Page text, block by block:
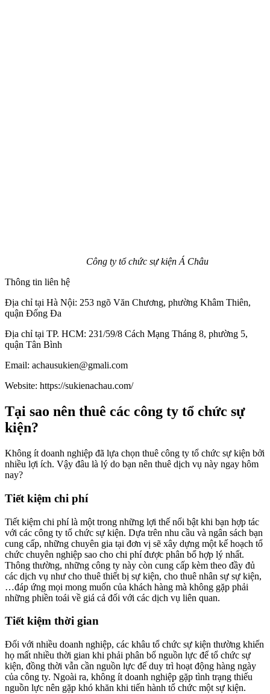
Công ty tổ chức sự kiện Á Châu
Thông tin liên hệ
Địa chỉ tại Hà Nội: 253 ngõ Văn Chương, phường Khâm Thiên,
quận Đống Đa
Địa chỉ tại TP. HCM: 231/59/8 Cách Mạng Tháng 8, phường 5,
quận Tân Bình
Email: achausukien@gmali.com
Website: https://sukienachau.com/
Tại sao nên thuê các công ty tổ chức sự
kiện?
Không ít doanh nghiệp đã lựa chọn thuê công ty tổ chức sự kiện bởi
nhiều lợi ích. Vậy đâu là lý do bạn nên thuê dịch vụ này ngay hôm
nay?
Tiết kiệm chi phí
Tiết kiệm chi phí là một trong những lợi thế nổi bật khi bạn hợp tác
với các công ty tổ chức sự kiện. Dựa trên nhu cầu và ngân sách bạn
cung cấp, những chuyên gia tại đơn vị sẽ xây dựng một kế hoạch tổ
chức chuyên nghiệp sao cho chi phí được phân bổ hợp lý nhất.
Thông thường, những công ty này còn cung cấp kèm theo đầy đủ
các dịch vụ như cho thuê thiết bị sự kiện, cho thuê nhân sự sự kiện,
…đáp ứng mọi mong muốn của khách hàng mà không gặp phải
những phiền toái về giá cả đối với các dịch vụ liên quan.
Tiết kiệm thời gian
Đối với nhiều doanh nghiệp, các khâu tổ chức sự kiện thường khiến
họ mất nhiều thời gian khi phải phân bổ nguồn lực để tổ chức sự
kiện, đồng thời vẫn cần nguồn lực để duy trì hoạt động hàng ngày
của công ty. Ngoài ra, không ít doanh nghiệp gặp tình trạng thiếu
nguồn lực nên gặp khó khăn khi tiến hành tổ chức một sự kiện.